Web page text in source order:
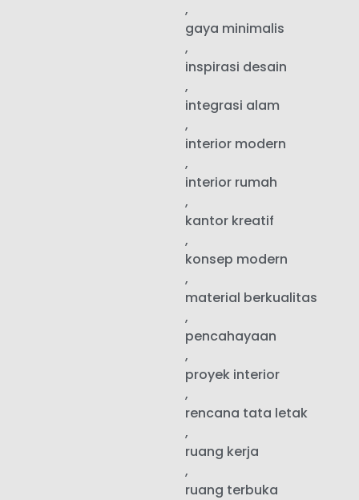
,
gaya minimalis
,
inspirasi desain
,
integrasi alam
,
interior modern
,
interior rumah
,
kantor kreatif
,
konsep modern
,
material berkualitas
,
pencahayaan
,
proyek interior
,
rencana tata letak
,
ruang kerja
,
ruang terbuka